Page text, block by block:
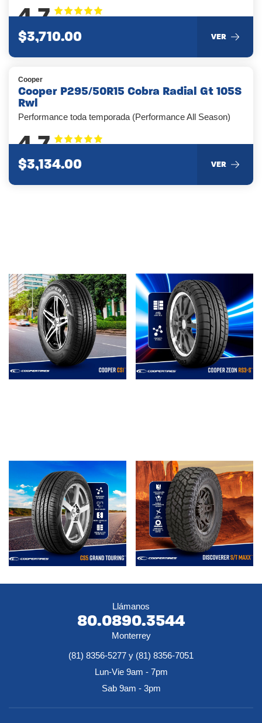
4.7
$3,710.00 VER
Cooper
Cooper P295/50R15 Cobra Radial Gt 105S
Rwl
Performance toda temporada (Performance All Season)
4.7
$3,134.00 VER
Llámanos
80.0890.3544
Monterrey
(81) 8356-5277 y (81) 8356-7051
Lun-Vie 9am - 7pm
Sab 9am - 3pm